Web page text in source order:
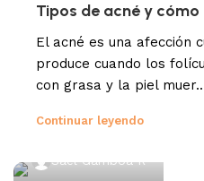
Tipos de acné y
El acné es una afección
produce cuando los
con grasa y la piel
Continuar leyendo
Sael Gamboa R